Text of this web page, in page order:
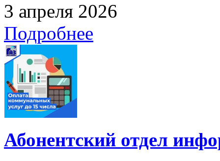
3 апреля 2026
Подробнее
Абонентский отдел